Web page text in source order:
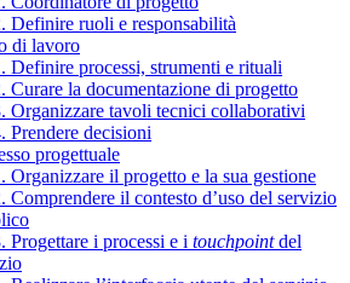
Definire ruoli e responsabilità
di lavoro
Definire processi, strumenti e rituali
Curare la documentazione di progetto
Organizzare tavoli tecnici collaborativi
Prendere decisioni
progettuale
Organizzare il progetto e la sua gestione
Comprendere il contesto d’uso del servizio
Progettare i processi e i touchpointdel